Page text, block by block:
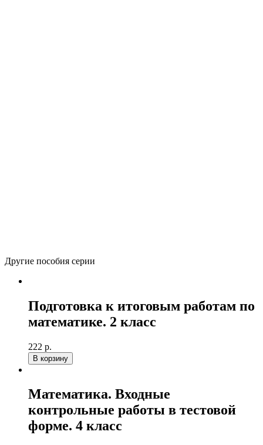
Другие пособия серии
Подготовка к итоговым работам по
математике. 2 класс
222 р.
В корзину
Математика. Входные
контрольные работы в тестовой
форме. 4 класс